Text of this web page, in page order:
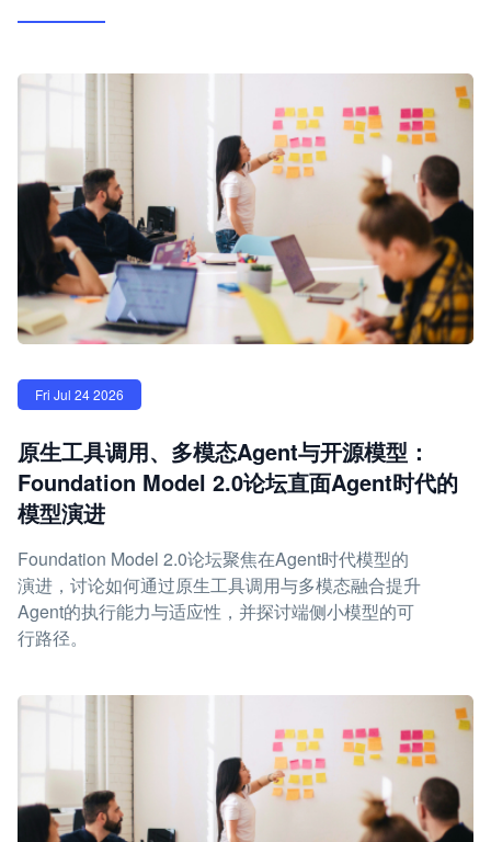
Fri Jul 24 2026
原生工具调用、多模态Agent与开源模型：
Foundation Model 2.0论坛直面Agent时代的
模型演进
Foundation Model 2.0论坛聚焦在Agent时代模型的
演进，讨论如何通过原生工具调用与多模态融合提升
Agent的执行能力与适应性，并探讨端侧小模型的可
行路径。